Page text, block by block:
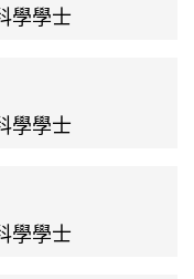
學學士
學學士
學學士